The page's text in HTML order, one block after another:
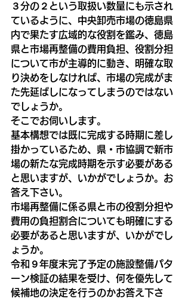
３分の２という取扱い数量にも示され
ているように、中央卸売市場の徳島県
内で果たす広域的な役割を鑑み、徳島
県と市場再整備の費用負担、役割分担
について市が主導的に動き、明確な取
り決めをしなければ、市場の完成がま
た先延ばしになってしまうのではない
でしょうか。
そこでお伺いします。
基本構想では既に完成する時期に差し
掛かっているため、県・市協調で新市
場の新たな完成時期を示す必要がある
と思いますが、いかがでしょうか。お
答え下さい。
市場再整備に係る県と市の役割分担や
費用の負担割合についても明確にする
必要があると思いますが、いかがでし
ょうか。
令和９年度末完了予定の施設整備パタ
ーン検証の結果を受け、何を優先して
候補地の決定を行うのかお答え下さ